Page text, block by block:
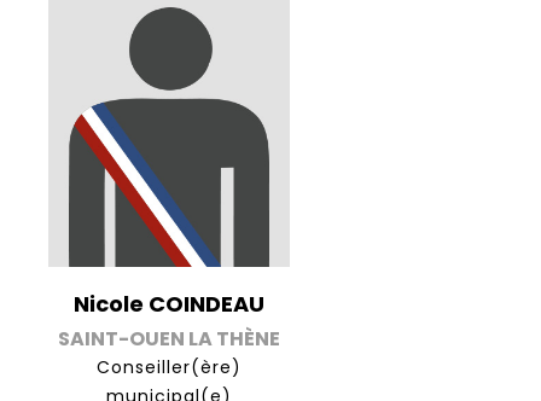
Nicole COINDEAU
SAINT-OUEN LA THÈNE
Conseiller(ère)
municipal(e)